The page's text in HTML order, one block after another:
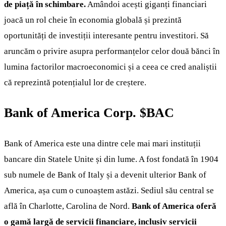
de piață în schimbare.Amândoi acești giganți financiari
joacă un rol cheie în economia globală și prezintă
oportunități de investiții interesante pentru investitori. Să
aruncăm o privire asupra performanțelor celor două bănci în
lumina factorilor macroeconomici și a ceea ce cred analiștii
că reprezintă potențialul lor de creștere.
Bank of America Corp. $BAC
Bank of America este una dintre cele mai mari instituții
bancare din Statele Unite și din lume. A fost fondată în 1904
sub numele de Bank of Italy și a devenit ulterior Bank of
America, așa cum o cunoaștem astăzi. Sediul său central se
află în Charlotte, Carolina de Nord. Bank of America oferă
o gamă largă de servicii financiare, inclusiv servicii